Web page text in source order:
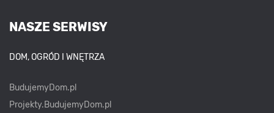
NASZE SERWISY
DOM, OGRÓD I WNĘTRZA
BudujemyDom.pl
Projekty.BudujemyDom.pl